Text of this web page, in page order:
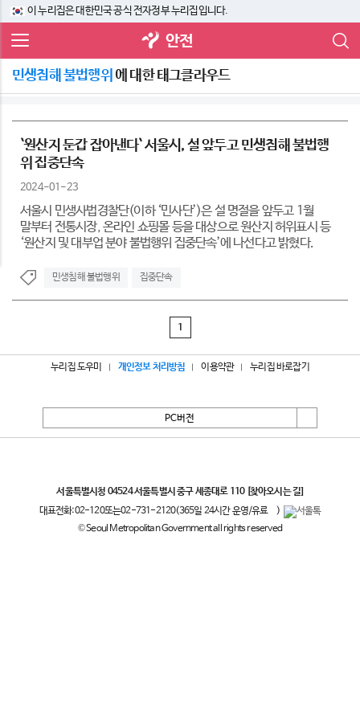
이 누리집은 대한민국 공식 전자정부 누리집입니다.
안전
민생침해 불법행위 에 대한 태그클라우드
`원산지 둔갑 잡아낸다` 서울시, 설 앞두고 민생침해 불법행
위 집중단속
2024-01-23
서울시 민생사법경찰단(이하 ‘민사단’)은 설 명절을 앞두고 1월
말부터 전통시장, 온라인 쇼핑몰 등을 대상으로 원산지 허위표시 등
‘원산지 및 대부업 분야 불법행위 집중단속’에 나선다고 밝혔다.
민생침해 불법행위 집중단속
1
누리집 도우미 개인정보 처리방침 이용약관 누리집 바로잡기
PC버전
서울특별시청 04524 서울특별시 중구 세종대로 110 [찾아오시는 길]
대표전화:02-120또는02-731-2120(365일 24시간 운영/유료
)
© Seoul Metropolitan Government all rights reserved